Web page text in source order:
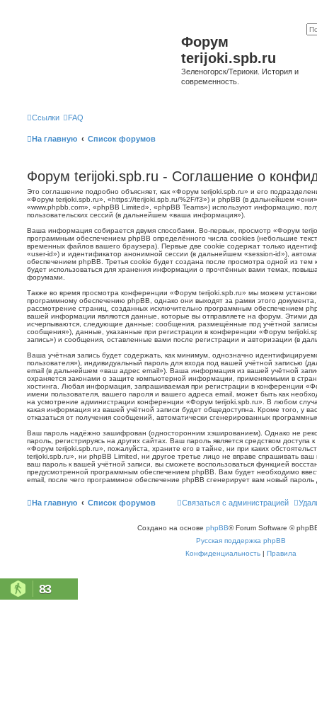
Форум
terijoki.spb.ru
Зеленогорск/Териоки. История и
современность.
Ссылки FAQ
На главную Список форумов
Форум terijoki.spb.ru - Соглашение о
Это соглашение подробно объясняет, как «Форум terijoki.spb.ru» и его
«Форум terijoki.spb.ru», «https://terijoki.spb.ru/%2F/f3») и phpBB (в дальнейшем
«www.phpbb.com», «phpBB Limited», «phpBB Teams») используют информацию,
пользовательских сессий (в дальнейшем «ваша информация»).
Ваша информация собирается двумя способами. Во-первых, просмотр «Форум
программным обеспечением phpBB определённого числа cookies (небольшие
временных файлов вашего браузера). Первые две cookie содержат только
«user-id») и идентификатор анонимной сессии (в дальнейшем «session-id»),
обеспечением phpBB. Третья cookie будет создана после просмотра одной из
будет использоваться для хранения информации о прочтённых вами темах,
форумами.
Также во время просмотра конференции «Форум terijoki.spb.ru» мы можем
программному обеспечению phpBB, однако они выходят за рамки этого документа,
рассмотрение страниц, созданных исключительно программным обеспечением
вашей информации являются данные, которые вы отправляете на форум. Этими
исчерпываются, следующие данные: сообщения, размещённые под учётной
сообщения»), данные, указанные при регистрации в конференции «Форум
запись») и сообщения, оставленные вами после регистрации и авторизации (в
Ваша учётная запись будет содержать, как минимум, однозначно
пользователя»), индивидуальный пароль для входа под вашей учётной записью
email (в дальнейшем «ваш адрес email»). Ваша информация из вашей учётной
охраняется законами о защите компьютерной информации, применяемыми в
хостинга. Любая информация, запрашиваемая при регистрации в конференции
имени пользователя, вашего пароля и вашего адреса email, может быть как
на усмотрение администрации конференции «Форум terijoki.spb.ru». В любом
какая информация из вашей учётной записи будет общедоступна. Кроме того, у
отказаться от получения сообщений, автоматически сгенерированных
Ваш пароль надёжно зашифрован (односторонним хэшированием). Однако не
пароль, регистрируясь на других сайтах. Ваш пароль является средством
«Форум terijoki.spb.ru», пожалуйста, храните его в тайне, ни при каких
terijoki.spb.ru», ни phpBB Limited, ни другое третье лицо не вправе спрашивать
ваш пароль к вашей учётной записи, вы сможете воспользоваться функцией
предусмотренной программным обеспечением phpBB. Вам будет необходимо
email, после чего программное обеспечение phpBB сгенерирует вам новый
На главную Список форумов Связаться с администрацией
Создано на основе phpBB® Forum Software ©
Русская поддержка phpBB
Конфиденциальность | Правила
83